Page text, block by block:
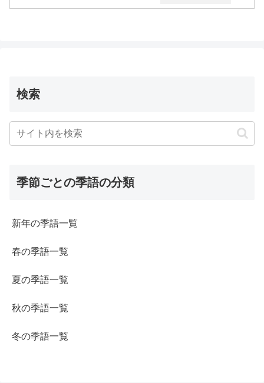
検索
季節ごとの季語の分類
新年の季語一覧
春の季語一覧
夏の季語一覧
秋の季語一覧
冬の季語一覧